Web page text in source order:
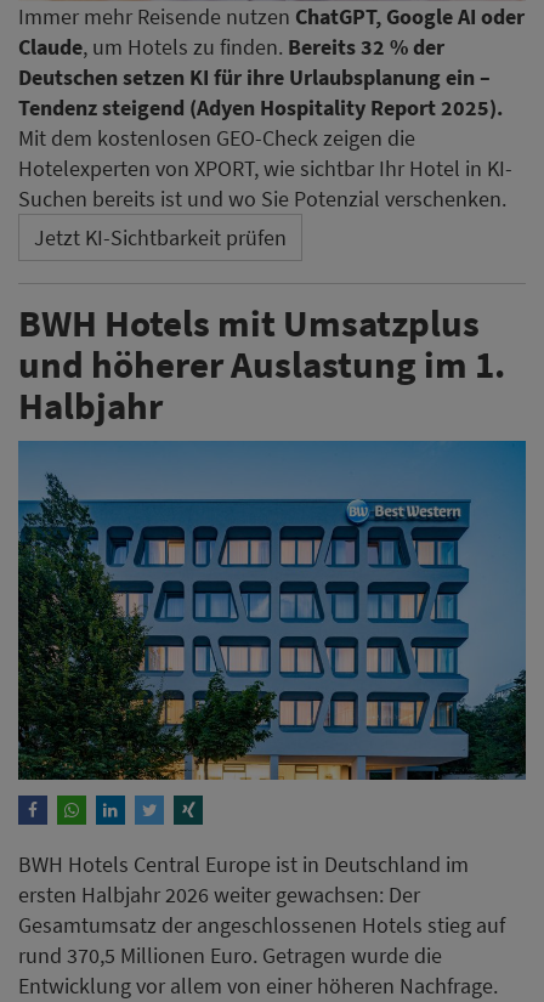
Immer mehr Reisende nutzen ChatGPT, Google AI oder
Claude, um Hotels zu finden. Bereits 32 % der
Deutschen setzen KI für ihre Urlaubsplanung ein –
Tendenz steigend (Adyen Hospitality Report 2025).
Mit dem kostenlosen GEO-Check zeigen die
Hotelexperten von XPORT, wie sichtbar Ihr Hotel in KI-
Suchen bereits ist und wo Sie Potenzial verschenken.
Jetzt KI-Sichtbarkeit prüfen
BWH Hotels mit Umsatzplus
und höherer Auslastung im 1.
Halbjahr
BWH Hotels Central Europe ist in Deutschland im
ersten Halbjahr 2026 weiter gewachsen: Der
Gesamtumsatz der angeschlossenen Hotels stieg auf
rund 370,5 Millionen Euro. Getragen wurde die
Entwicklung vor allem von einer höheren Nachfrage.